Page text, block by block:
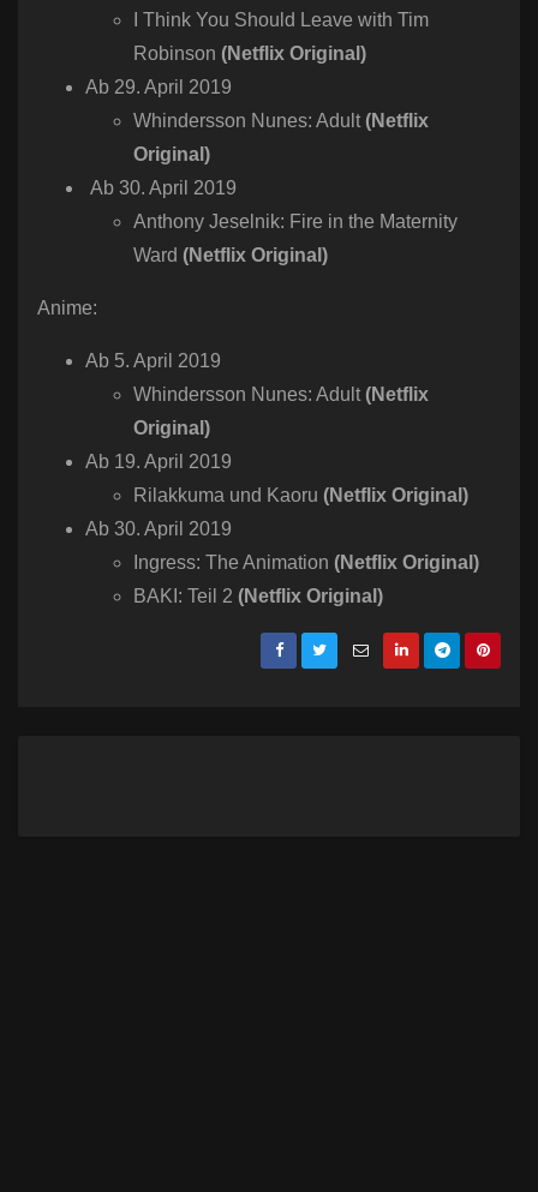
I Think You Should Leave with Tim
Robinson (Netflix Original)
Ab 29. April 2019
Whindersson Nunes: Adult (Netflix
Original)
Ab 30. April 2019
Anthony Jeselnik: Fire in the Maternity
Ward (Netflix Original)
Anime:
Ab 5. April 2019
Whindersson Nunes: Adult (Netflix
Original)
Ab 19. April 2019
Rilakkuma und Kaoru (Netflix Original)
Ab 30. April 2019
Ingress: The Animation (Netflix Original)
BAKI: Teil 2 (Netflix Original)